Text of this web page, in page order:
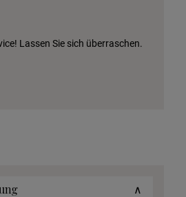
Lassen Sie sich überraschen.
∧